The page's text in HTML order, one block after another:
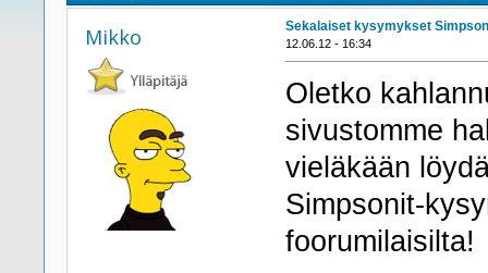
Mikko Sekalaiset kysymykset
12.06.12 - 16:34
Oletko
sivustomme
vieläkään
Simpsonit-
foorumilaisilta!